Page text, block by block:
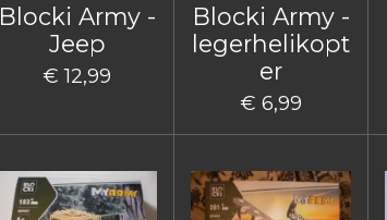
Blocki Army -
Jeep
€ 12,99
Blocki Army -
legerhelikopt
er
€ 6,99